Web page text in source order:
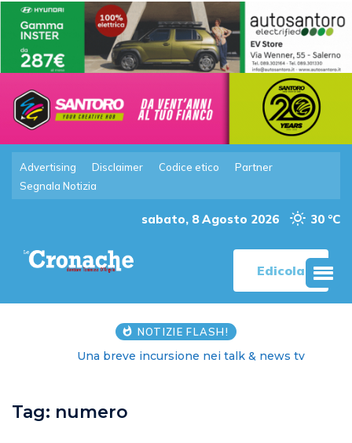
Advertising Disclaimer Codice etico
Partner
Segnala Notizia
sabato, 8 Agosto 2026 30 °C
Edicola
NOTIZIE FLASH!
Una breve incursione nei talk & news tv
Tag: numero